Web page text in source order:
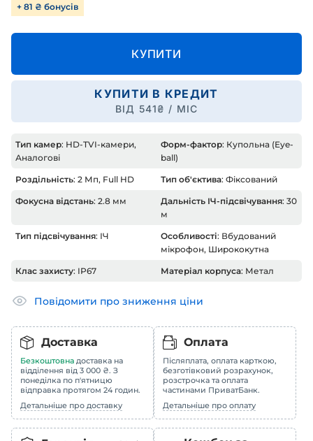
+ 81 ₴ бонусів
КУПИТИ
КУПИТИ В КРЕДИТ
ВІД 541₴ / МІС
Повідомити про зниження ціни
Доставка
Безкоштовна доставка на
відділення від 3 000 ₴. З
понеділка по п'ятницю
відправка протягом 24 годин.
Детальніше про доставку
Оплата
Післяплата, оплата карткою,
безготівковий розрахунок,
розстрочка та оплата
частинами ПриватБанк.
Детальніше про оплату
Тип камер: HD-TVI-камери,
Аналогові
Форм-фактор: Купольна (Eye-
ball)
Роздільність: 2 Мп, Full HD Тип об'єктива: Фіксований
Фокусна відстань: 2.8 мм Дальність ІЧ-підсвічування: 30
м
Тип підсвічування: ІЧ Особливості: Вбудований
мікрофон, Ширококутна
Клас захисту: IP67 Матеріал корпуса: Метал